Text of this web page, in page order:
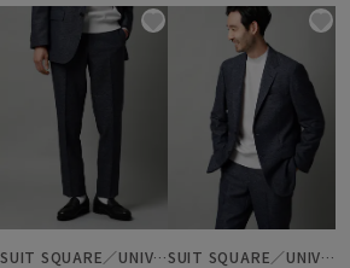
SUIT SQUARE／UNIVERSAL LANGUAGE
SUIT SQUARE／UNIVERSAL LANGUAGE